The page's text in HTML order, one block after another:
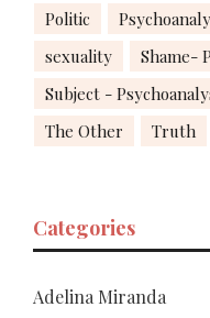
Politic
sexuality
Shame-
Subject -
The Other
Truth
Categories
Adelina Miranda